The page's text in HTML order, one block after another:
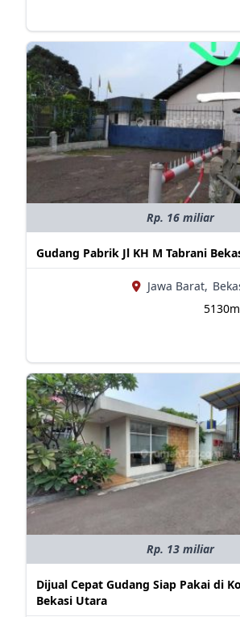
Rp. 16 miliar
Gudang Pabrik Jl KH M Tabrani
Jawa Barat,
5130m
Rp. 13 miliar
Dijual Cepat Gudang Siap Pakai di
Bekasi Utara